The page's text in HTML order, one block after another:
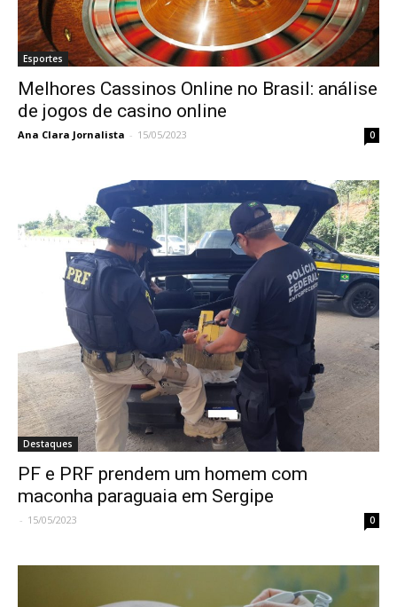
Esportes
Melhores Cassinos Online no Brasil: análise
de jogos de casino online
Ana Clara Jornalista - 15/05/2023 0
Destaques
PF e PRF prendem um homem com
maconha paraguaia em Sergipe
- 15/05/2023 0